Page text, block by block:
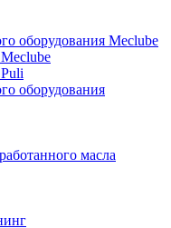
оборудования Meclube
оборудования
масла